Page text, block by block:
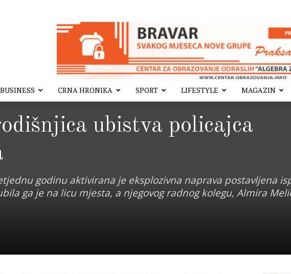
BUSINESS CRNA HRONIKA SPORT LIFESTYLE MAGAZIN
ubistva policajca
godinu aktivirana je eksplozivna naprava postavljena
ga je na licu mjesta, a njegovog radnog kolegu, Almira